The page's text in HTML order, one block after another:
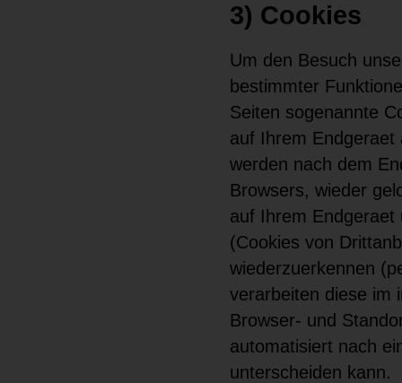
3) Cookies
Um den Besuch
bestimmter
Seiten sogenannte
auf Ihrem Endgeraet
werden nach dem
Browsers, wieder
auf Ihrem Endgeraet
(Cookies von
wiederzuerkennen
verarbeiten diese im
Browser- und
automatisiert nach
unterscheiden kann.